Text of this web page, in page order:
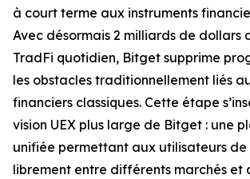
à court terme aux instruments
Avec désormais 2 milliards de dollars
TradFi quotidien, Bitget supprime
les obstacles traditionnellement liés
financiers classiques. Cette étape
vision UEX plus large de Bitget : une
unifiée permettant aux utilisateurs
librement entre différents marchés et